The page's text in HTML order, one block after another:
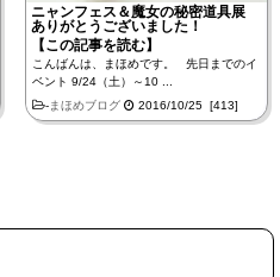
ニャンフェス＆魔女の秘密道具展
ありがとうございました！
【この記事を読む】
こんばんは、まほめです。 先日までのイ
ベント 9/24（土）～10 ...
2016/10/25 [413]
-まほめブログ